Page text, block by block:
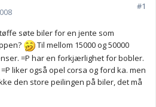
#1
søte biler for en jente som
Til mellom 15000 og 50000
=P har en forkjærlighet for bobler.
liker også opel corsa og ford ka. men
den store peilingen på biler, det må